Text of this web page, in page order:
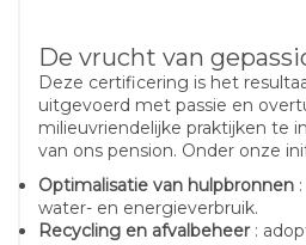
De vrucht van
Deze certificering is het
uitgevoerd met passie en
milieuvriendelijke praktijken te
van ons pension. Onder onze
Optimalisatie van hulpbronnen
water- en energieverbruik.
Recycling en afvalbeheer: